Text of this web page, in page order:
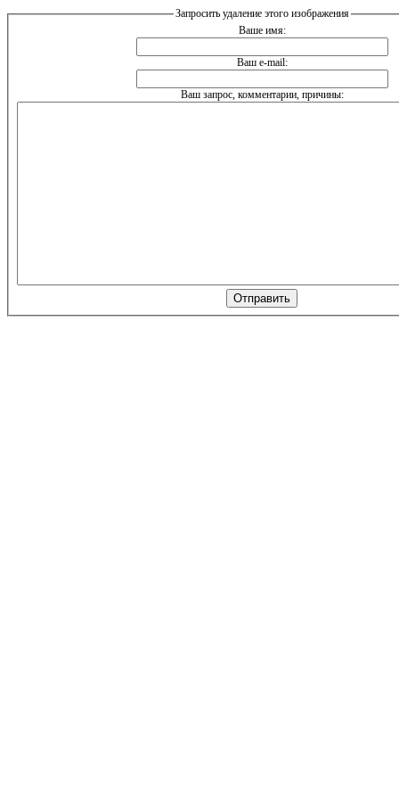
Запросить удаление этого изображения
Ваше имя:
Ваш e-mail:
Ваш запрос, комментарии, причины: